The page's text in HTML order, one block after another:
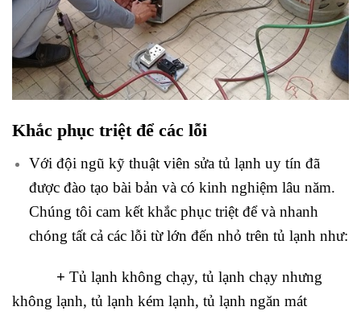
Khắc phục triệt để các lỗi
Với đội ngũ kỹ thuật viên sửa tủ lạnh uy tín đã
được đào tạo bài bản và có kinh nghiệm lâu năm.
Chúng tôi cam kết khắc phục triệt để và nhanh
chóng tất cả các lỗi từ lớn đến nhỏ trên tủ lạnh như:
+ Tủ lạnh không chạy, tủ lạnh chạy nhưng
không lạnh, tủ lạnh kém lạnh, tủ lạnh ngăn mát